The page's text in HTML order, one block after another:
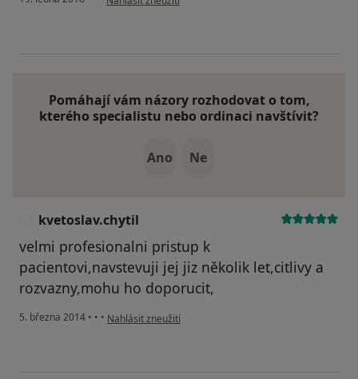
Pomáhají vám názory rozhodovat o tom,
kterého specialistu nebo ordinaci navštívit?
Ano Ne
kvetoslav.chytil
velmi profesionalni pristup k
pacientovi,navstevuji jej jiz několik let,citlivy a
rozvazny,mohu ho doporucit,
5. března 2014 • • • podle názoru uživatele kvetoslav.chytil
Nahlásit zneužití